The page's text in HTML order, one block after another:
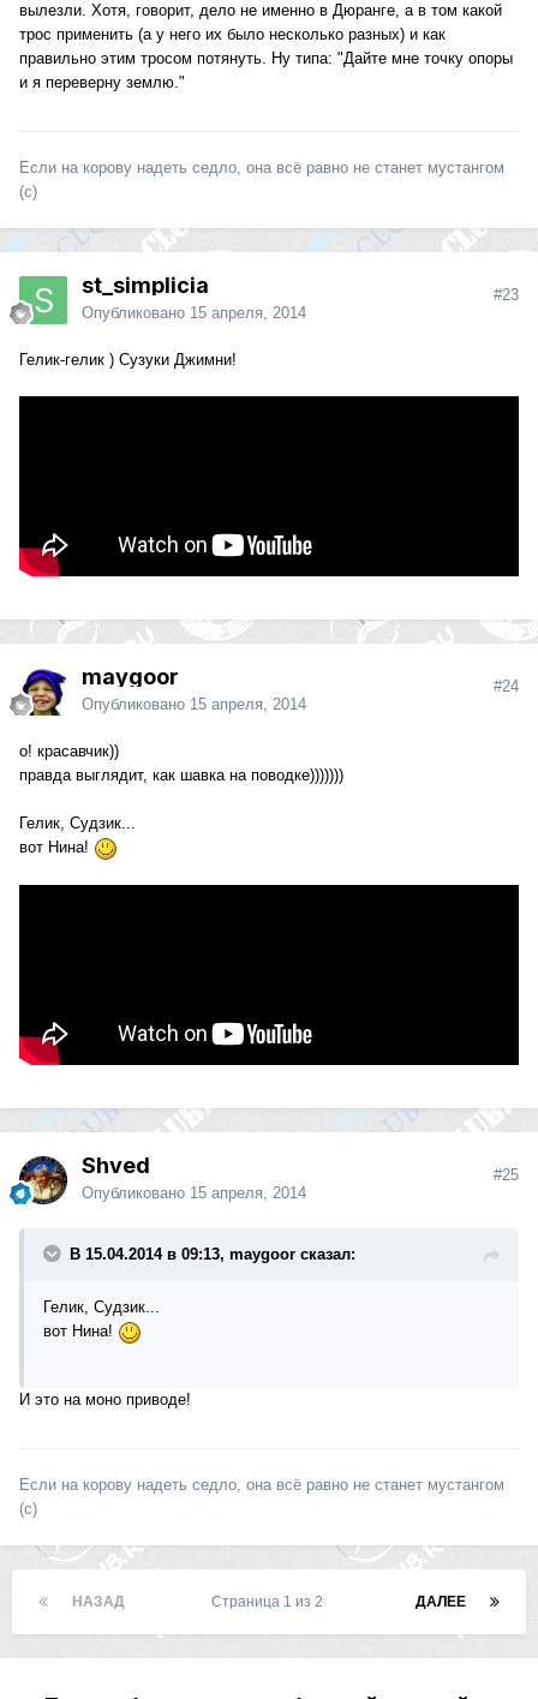
вылезли. Хотя, говорит, дело не именно в Дюранге, а в том какой
трос применить (а у него их было несколько разных) и как
правильно этим тросом потянуть. Ну типа: "Дайте мне точку опоры
и я переверну землю."
Если на корову надеть седло, она всё равно не станет мустангом
(с)
st_simplicia
Опубликовано 15 апреля, 2014
#23
Гелик-гелик ) Сузуки Джимни!
maygoor
Опубликовано 15 апреля, 2014
#24
о! красавчик))
правда выглядит, как шавка на поводке)))))))
Гелик, Судзик...
вот Нина!
Shved
Опубликовано 15 апреля, 2014
#25
В 15.04.2014 в 09:13, maygoor сказал:
Гелик, Судзик...
вот Нина!
И это на моно приводе!
Если на корову надеть седло, она всё равно не станет мустангом
(с)
НАЗАД ДАЛЕЕ
Страница 1 из 2